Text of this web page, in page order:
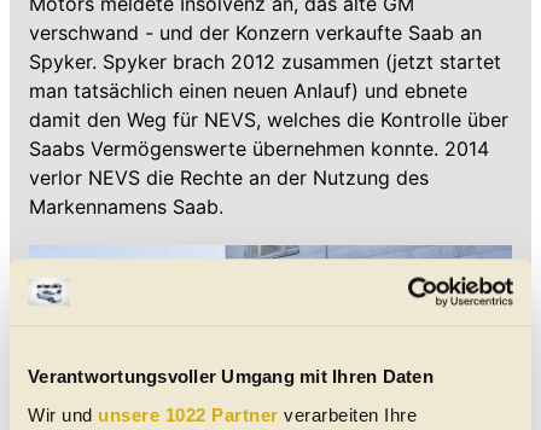
Verantwortungsvoller Umgang mit Ihren Daten
Wir und unsere 1022 Partner verarbeiten Ihre
verschwand - und der Konzern verkaufte Saab an
Spyker. Spyker brach 2012 zusammen (jetzt startet
man tatsächlich einen neuen Anlauf) und ebnete
damit den Weg für NEVS, welches die Kontrolle über
Saabs Vermögenswerte übernehmen konnte. 2014
verlor NEVS die Rechte an der Nutzung des
Markennamens Saab.